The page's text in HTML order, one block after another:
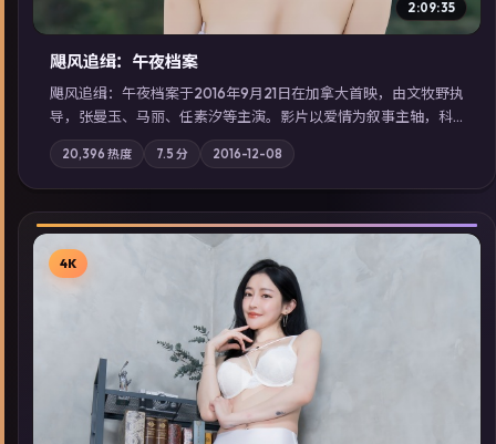
2:09:35
飓风追缉：午夜档案
飓风追缉：午夜档案于2016年9月21日在加拿大首映，由文牧野执
导，张曼玉、马丽、任素汐等主演。影片以爱情为叙事主轴，科
技与人性的边界在实验事故后逐渐模糊；摄影与配乐强化地域气
质；站内亦可通过「国产免费观看高清电视剧在线看」延展检索
同类型高分佳作，畅享高清在线追剧体验。
20,396 热度 7.5 分 2016-12-08
▶
4K